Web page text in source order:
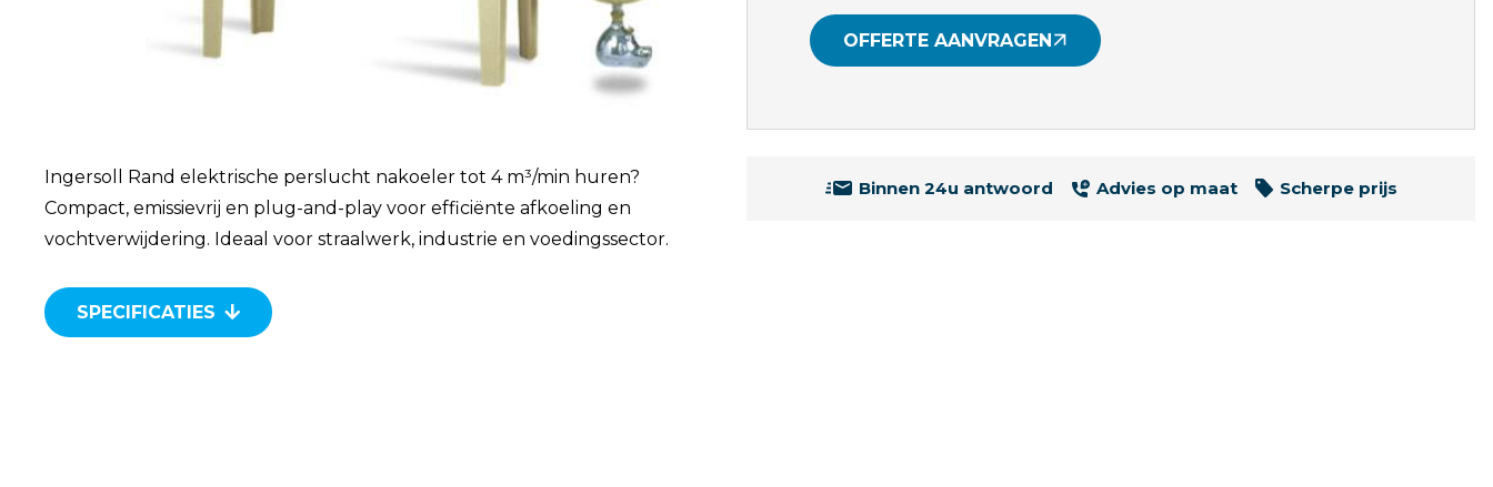
Ingersoll Rand elektrische perslucht nakoeler tot 4 m³/min huren?
Compact, emissievrij en plug-and-play voor efficiënte afkoeling en
vochtverwijdering. Ideaal voor straalwerk, industrie en voedingssector.
SPECIFICATIES
OFFERTE AANVRAGEN
Binnen 24u antwoord Advies op maat Scherpe prijs